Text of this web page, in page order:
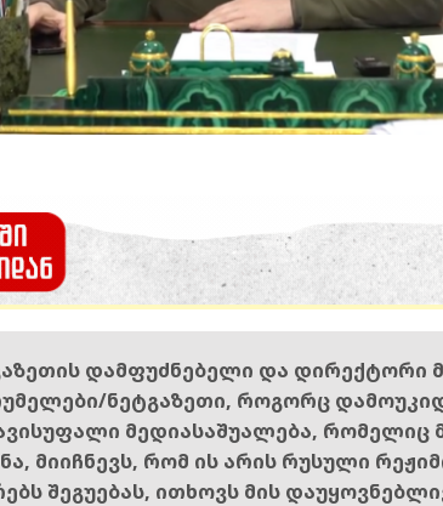
დამფუძნებელი და დირექტორი
ნეტგაზეთი, როგორც
მედიასაშუალება,
მიიჩნევს, რომ ის არის რუსული
შეგუებას, ითხოვს მის